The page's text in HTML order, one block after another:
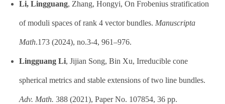
Li, Lingguang, Zhang, Hongyi, On Frobenius stratification
of moduli spaces of rank 4 vector bundles. Manuscripta
Math.173 (2024), no.3-4, 961–976.
Lingguang Li, Jijian Song, Bin Xu, Irreducible cone
spherical metrics and stable extensions of two line bundles.
Adv. Math. 388 (2021), Paper No. 107854, 36 pp.